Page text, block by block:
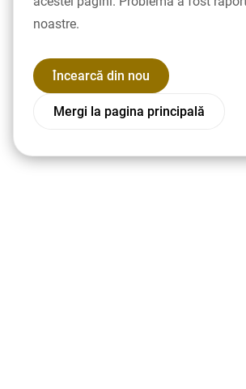
noastre.
Încearcă din nou
Mergi la pagina principală